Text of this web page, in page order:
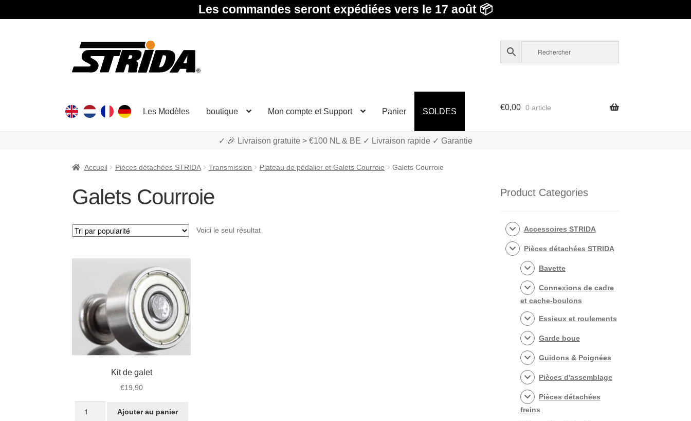
Les commandes seront expédiées vers le 17 août 📦
Aller
la
Aller
contenu
Les Modèles boutique Mon compte et Support Panier SOLDES €0,00 0 article
✓ 🎉 Livraison gratuite > €100 NL & BE ✓ Livraison rapide ✓ Garantie
Accueil Pièces détachées STRIDA Transmission Plateau de pédalier et Galets Courroie Galets Courroie
Galets Courroie
Voici le seul résultat
Kit de galet
€19,90
Ajouter au panier
Product Categories
Accessoires STRIDA
Pièces détachées STRIDA
Bavette
Connexions de cadre
et cache-boulons
Essieux et roulements
Garde boue
Guidons & Poignées
Pièces d'assemblage
Pièces détachées
freins